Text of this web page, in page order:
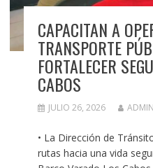
CAPACITAN A
TRANSPORTE
FORTALECER
CABOS
JULIO 26, 2026 ADMIN
• La Dirección de
rutas hacia una vida